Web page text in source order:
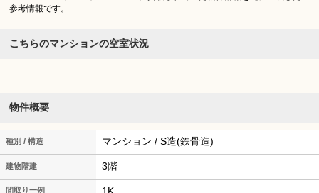
参考情報です。
こちらのマンションの空室状況
物件概要
種別 / 構造 マンション / S造(鉄骨造)
建物階建 3階
間取り一例